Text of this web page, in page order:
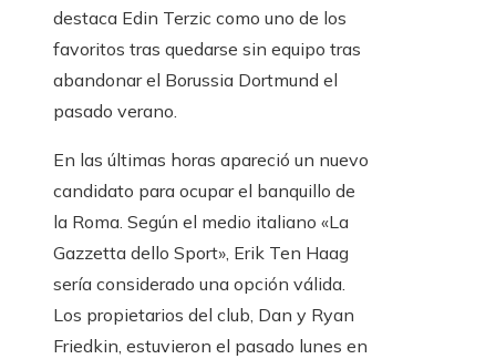
destaca Edin Terzic como uno de los
favoritos tras quedarse sin equipo tras
abandonar el Borussia Dortmund el
pasado verano.
En las últimas horas apareció un nuevo
candidato para ocupar el banquillo de
la Roma. Según el medio italiano «La
Gazzetta dello Sport», Erik Ten Haag
sería considerado una opción válida.
Los propietarios del club, Dan y Ryan
Friedkin, estuvieron el pasado lunes en